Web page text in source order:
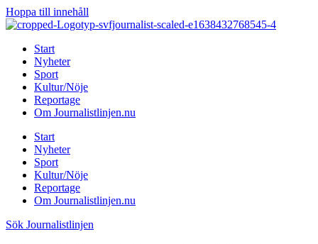
Hoppa till innehåll
Start
Nyheter
Sport
Kultur/Nöje
Reportage
Om Journalistlinjen.nu
Start
Nyheter
Sport
Kultur/Nöje
Reportage
Om Journalistlinjen.nu
Sök Journalistlinjen